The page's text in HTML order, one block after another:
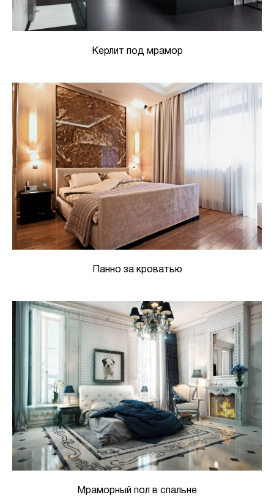
Керлит под мрамор
Панно за кроватью
Мраморный пол в спальне